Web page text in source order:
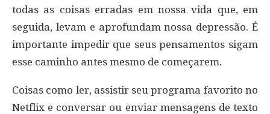
todas as coisas erradas em nossa vida que, em
seguida, levam e aprofundam nossa depressão. É
importante impedir que seus pensamentos sigam
esse caminho antes mesmo de começarem.
Coisas como ler, assistir seu programa favorito no
Netflix e conversar ou enviar mensagens de texto